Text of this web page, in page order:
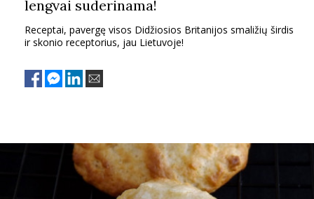
lengvai suderinama!
Receptai, pavergę visos Didžiosios Britanijos smaližių širdis
ir skonio receptorius, jau Lietuvoje!